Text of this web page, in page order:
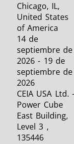
Chicago, IL,
United States
of America
14 de
septiembre de
2026 - 19 de
septiembre de
2026
CEIA USA Ltd.
Power Cube
East Building,
Level 3 ,
135446